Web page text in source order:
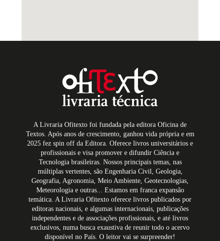
A Livraria Ofitexto foi fundada pela editora Oficina de
Textos. Após anos de crescimento, ganhou vida própria e em
2025 fez spin off da Editora. Oferece livros universitários e
profissionais e visa promover e difundir Ciência e
Tecnologia brasileiras. Nossos principais temas, nas
múltiplas vertentes, são Engenharia Civil, Geologia,
Geografia, Agronomia, Meio Ambiente, Geotecnologias,
Meteorologia e outras... Estamos em franca expansão
temática. A Livraria Ofitexto oferece livros publicados por
editoras nacionais, e algumas internacionais, publicações
independentes e de associações profissionais, e até livros
exclusivos, numa busca exaustiva de reunir todo o acervo
disponível no País. O leitor vai se surpreender!